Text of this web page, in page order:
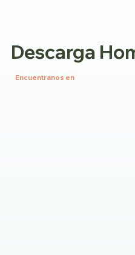
Descarga
Encuentranos en